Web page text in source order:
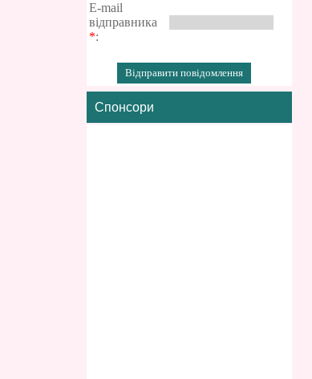
E-mail
відправника
*:
Спонсори